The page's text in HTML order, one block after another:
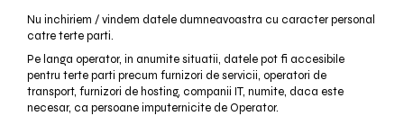
Nu inchiriem / vindem datele dumneavoastra cu caracter personal
catre terte parti.
Pe langa operator, in anumite situatii, datele pot fi accesibile
pentru terte parti precum furnizori de servicii, operatori de
transport, furnizori de hosting, companii IT, numite, daca este
necesar, ca persoane imputernicite de Operator.